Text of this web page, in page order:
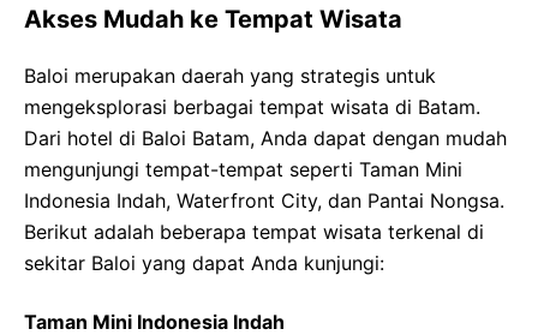
Akses Mudah ke Tempat Wisata
Baloi merupakan daerah yang strategis untuk
mengeksplorasi berbagai tempat wisata di Batam.
Dari hotel di Baloi Batam, Anda dapat dengan mudah
mengunjungi tempat-tempat seperti Taman Mini
Indonesia Indah, Waterfront City, dan Pantai Nongsa.
Berikut adalah beberapa tempat wisata terkenal di
sekitar Baloi yang dapat Anda kunjungi:
Taman Mini Indonesia Indah